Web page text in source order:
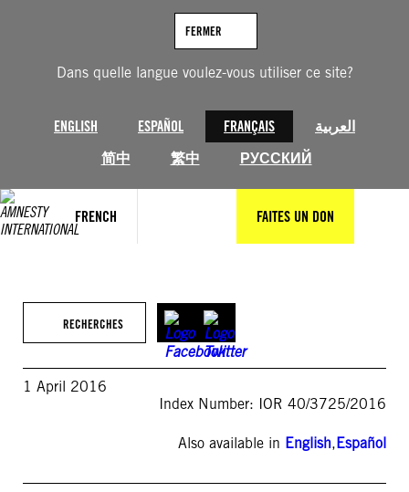
Dans quelle langue voulez-vous utiliser ce site?
ENGLISH ESPAÑOL FRANÇAIS
العربية
简中
繁中 РУССКИЙ
FERMER
FRENCH FAITES UN DON
RECHERCHES
1 April 2016
Index Number: IOR 40/3725/2016
Also available in English,Español